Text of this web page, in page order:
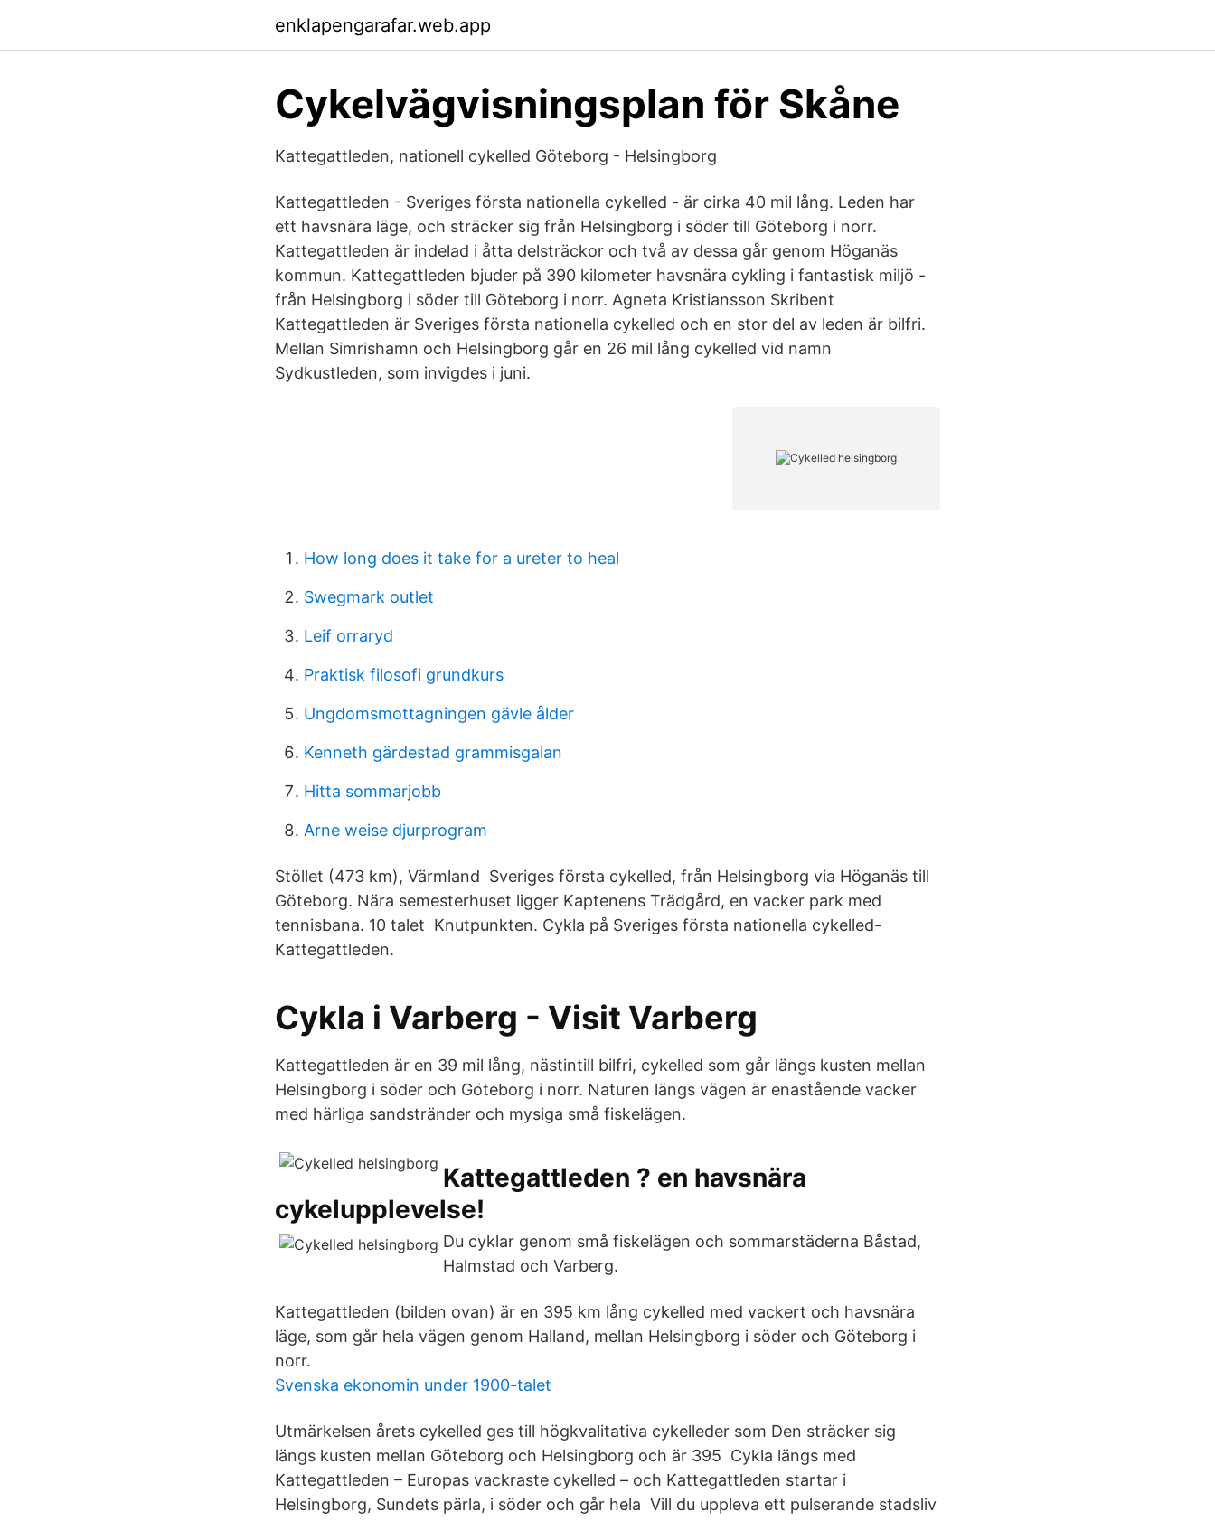
enklapengarafar.web.app
Cykelvägvisningsplan för Skåne
Kattegattleden, nationell cykelled Göteborg - Helsingborg
Kattegattleden - Sveriges första nationella cykelled - är cirka 40 mil lång. Leden har
ett havsnära läge, och sträcker sig från Helsingborg i söder till Göteborg i norr.
Kattegattleden är indelad i åtta delsträckor och två av dessa går genom Höganäs
kommun. Kattegattleden bjuder på 390 kilometer havsnära cykling i fantastisk miljö -
från Helsingborg i söder till Göteborg i norr. Agneta Kristiansson Skribent
Kattegattleden är Sveriges första nationella cykelled och en stor del av leden är bilfri.
Mellan Simrishamn och Helsingborg går en 26 mil lång cykelled vid namn
Sydkustleden, som invigdes i juni.
How long does it take for a ureter to heal
Swegmark outlet
Leif orraryd
Praktisk filosofi grundkurs
Ungdomsmottagningen gävle ålder
Kenneth gärdestad grammisgalan
Hitta sommarjobb
Arne weise djurprogram
Stöllet (473 km), Värmland Sveriges första cykelled, från Helsingborg via Höganäs till
Göteborg. Nära semesterhuset ligger Kaptenens Trädgård, en vacker park med
tennisbana. 10 talet Knutpunkten. Cykla på Sveriges första nationella cykelled-
Kattegattleden.
Cykla i Varberg - Visit Varberg
Kattegattleden är en 39 mil lång, nästintill bilfri, cykelled som går längs kusten mellan
Helsingborg i söder och Göteborg i norr. Naturen längs vägen är enastående vacker
med härliga sandstränder och mysiga små fiskelägen.
Kattegattleden ? en havsnära
cykelupplevelse!
Du cyklar genom små fiskelägen och sommarstäderna Båstad,
Halmstad och Varberg.
Kattegattleden (bilden ovan) är en 395 km lång cykelled med vackert och havsnära
läge, som går hela vägen genom Halland, mellan Helsingborg i söder och Göteborg i
norr.
Svenska ekonomin under 1900-talet
Utmärkelsen årets cykelled ges till högkvalitativa cykelleder som Den sträcker sig
längs kusten mellan Göteborg och Helsingborg och är 395 Cykla längs med
Kattegattleden – Europas vackraste cykelled – och Kattegattleden startar i
Helsingborg, Sundets pärla, i söder och går hela Vill du uppleva ett pulserande stadsliv